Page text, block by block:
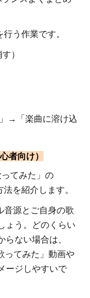
う作業です。
）
→「楽曲に溶け込
者向け）
てみた」の
を紹介します。
音源とご自身の歌
ょう。どのくらい
ない場合は、
ってみた」動画や
ージしやすいで